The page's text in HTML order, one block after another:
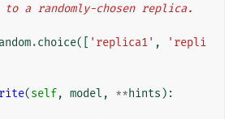
go to a randomly-chosen replica.
.choice([ 'replica1' ,
'repli
(self, model , **hints ):